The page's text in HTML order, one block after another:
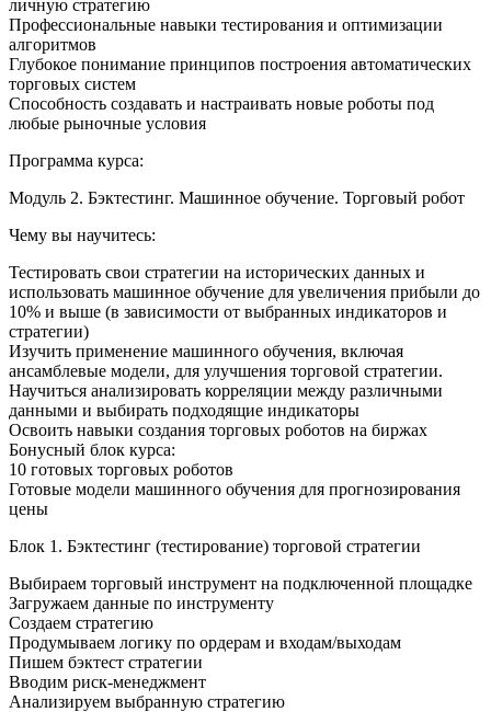
личную стратегию
Профессиональные навыки тестирования и оптимизации
алгоритмов
Глубокое понимание принципов построения автоматических
торговых систем
Способность создавать и настраивать новые роботы под
любые рыночные условия
Программа курса:
Модуль 2. Бэктестинг. Машинное обучение. Торговый робот
Чему вы научитесь:
Тестировать свои стратегии на исторических данных и
использовать машинное обучение для увеличения прибыли до
10% и выше (в зависимости от выбранных индикаторов и
стратегии)
Изучить применение машинного обучения, включая
ансамблевые модели, для улучшения торговой стратегии.
Научиться анализировать корреляции между различными
данными и выбирать подходящие индикаторы
Освоить навыки создания торговых роботов на биржах
Бонусный блок курса:
10 готовых торговых роботов
Готовые модели машинного обучения для прогнозирования
цены
Блок 1. Бэктестинг (тестирование) торговой стратегии
Выбираем торговый инструмент на подключенной площадке
Загружаем данные по инструменту
Создаем стратегию
Продумываем логику по ордерам и входам/выходам
Пишем бэктест стратегии
Вводим риск-менеджмент
Анализируем выбранную стратегию